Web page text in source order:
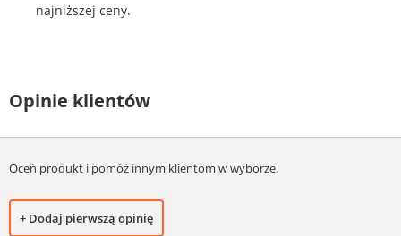
najniższej ceny.
Opinie klientów
Oceń produkt i pomóż innym klientom w wyborze.
+ Dodaj pierwszą opinię